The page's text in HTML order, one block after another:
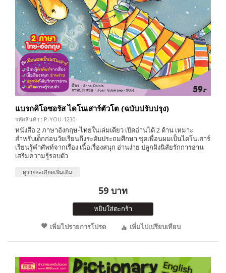
แบรกคิโอซอรัส ไดโนเสาร์ตัวโต (ฉบับปรับปรุง)
รหัสสินค้า : P-YOU-1230
หนังสือ 2 ภาษาอังกฤษ-ไทยในเล่มเดียว เปิดอ่านได้ 2 ด้าน เหมาะ
สำหรับเด็กก่อนวัยเรียนถึงระดับประถมศึกษา ชุดเพื่อนผมเป็นไดโนเสาร์
เรียนรู้คำศัพท์จากเรื่อง เนื้อเรื่องสนุก อ่านง่าย ปลูกฝังนิสัยรักการอ่าน
เสริมความรู้รอบตัว
ดูรายละเอียดเพิ่มเติม
59 บาท
หยิบใส่ตะกร้า
เพิ่มไปรายการโปรด
เพิ่มไปเปรียบเทียบ